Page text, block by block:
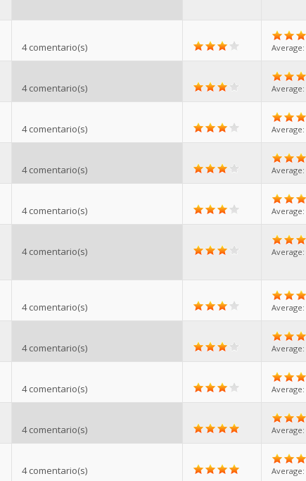
4 comentario(s) Average:
4 comentario(s) Average:
4 comentario(s) Average:
4 comentario(s) Average:
4 comentario(s) Average:
4 comentario(s) Average:
4 comentario(s) Average:
4 comentario(s) Average:
4 comentario(s) Average:
4 comentario(s) Average:
4 comentario(s) Average: